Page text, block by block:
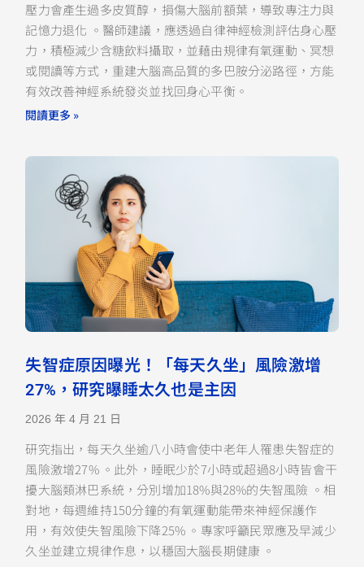
壓力會產生過多皮質醇，損傷大腦前額葉，導致專注力與
記憶力退化 。醫師建議，應透過自律神經檢測評估身心壓
力，積極減少含糖飲料攝取，並藉由規律有氧運動、冥想
或閱讀等方式，重建大腦高品質的多巴胺分泌路徑，方能
有效改善神經系統發炎並找回身心平衡。
閱讀更多 »
失智症原因曝光！「每天久坐」風險激增
27%，研究曝睡太久也是主因
2026 年 4 月 21 日
研究指出，每天久坐逾八小時會使中老年人罹患失智症的
風險激增27% 。此外，睡眠少於7小時或超過8小時皆會干
擾大腦類淋巴系統，分別增加18%與28%的失智風險 。相
對地，每週維持150分鐘的有氧運動能帶來神經保護作
用，有效使失智風險下降25% 。專家呼籲民眾應及早減少
久坐並建立規律作息，以穩固大腦長期健康 。